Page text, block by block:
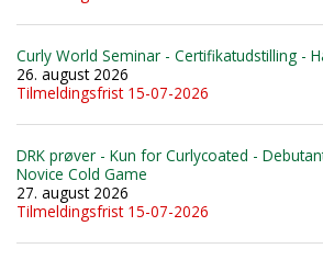
Curly World Seminar - Certifikatudstilling -
26. august 2026
Tilmeldingsfrist 15-07-2026
DRK prøver - Kun for Curlycoated -
Novice Cold Game
27. august 2026
Tilmeldingsfrist 15-07-2026